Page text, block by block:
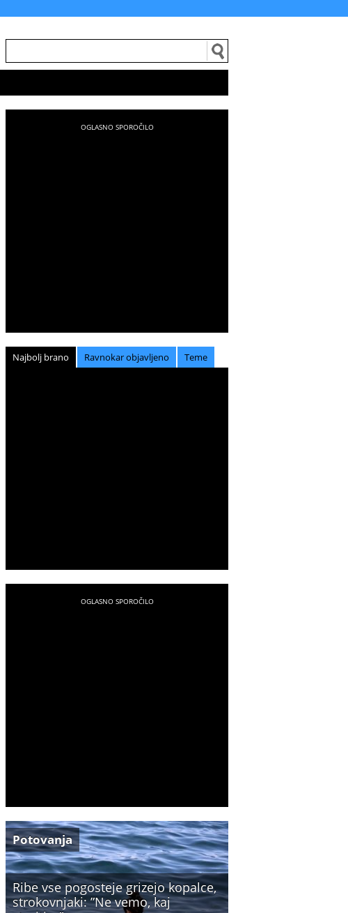
Najbolj brano Ravnokar objavljeno Teme
Ribe vse pogosteje grizejo kopalce,
strokovnjaki: ”Ne vemo, kaj
Potovanja